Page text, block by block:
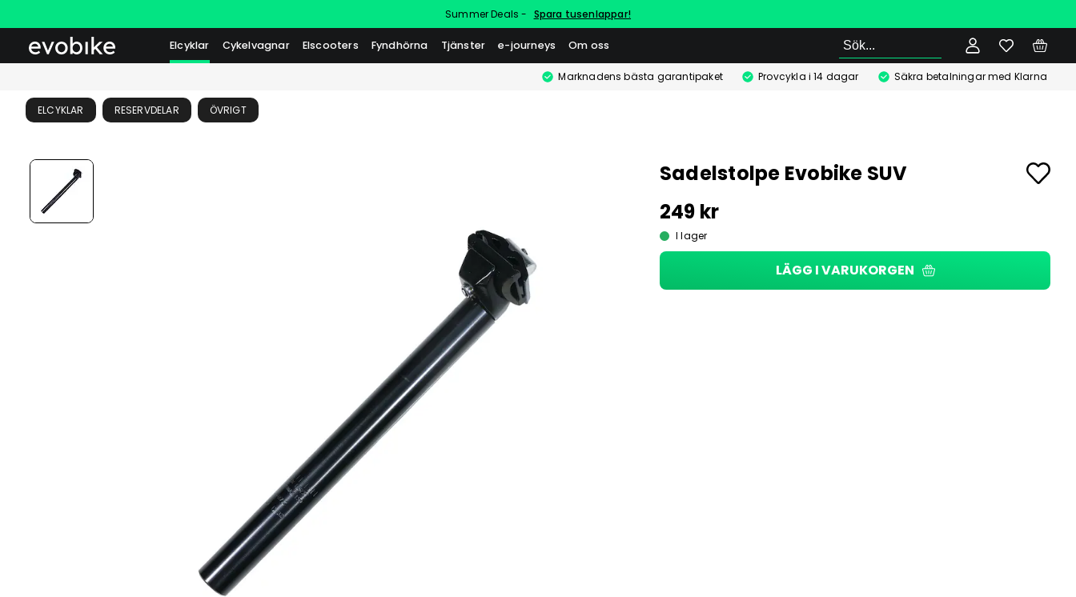
Summer Deals - Spara tusenlappar!
Elcyklar Cykelvagnar Elscooters Fyndhörna Tjänster e-journeys Om oss Sök
Marknadens bästa garantipaket Provcykla i 14 dagar Säkra betalningar med Klarna
ELCYKLAR RESERVDELAR ÖVRIGT
Sadelstolpe Evobike SUV
249 kr
I lager
LÄGG I VARUKORGEN